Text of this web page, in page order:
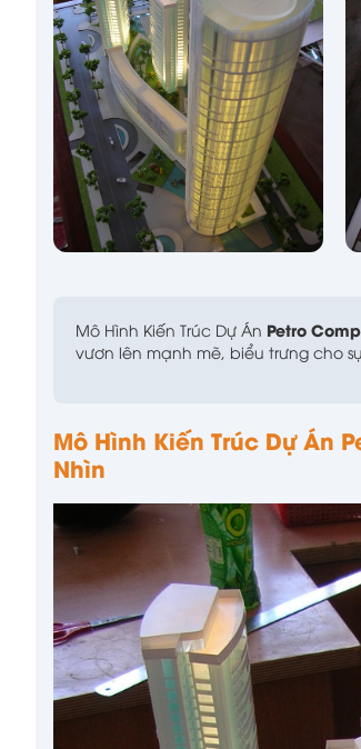
Mô Hình Kiến Trúc Dự Án Petro
vươn lên mạnh mẽ, biểu trưng cho
Mô Hình Kiến Trúc Dự Án
Nhìn